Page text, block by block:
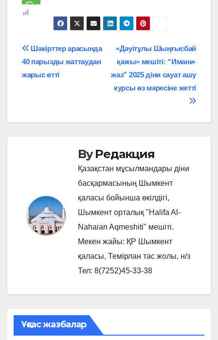
Навигация
по
«Дәуітұлы Шыңғысбай
қажы» мешіті: “Имани-
жаз” 2025 діни сауат ашу
курсы өз мәресіне жетті
Шәкірттер арасында
40 парызды жаттаудан
жарыс өтті
ByРедакция
Қазақстан мұсылмандары діни
басқармасының Шымкент
қаласы бойынша өкілдігі,
Шымкент орталық "Halifa Al-
Nahaian Aqmeshiti" мешіті.
Мекен жайы: ҚР Шымкент
қаласы, Темірлан тас жолы, н/з
Тел: 8(7252)45-33-38
Ұқсас жазбалар